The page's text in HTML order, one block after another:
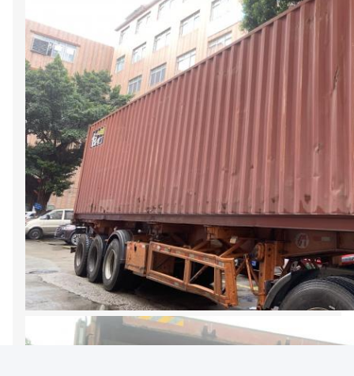
9:51 AM
Good day, what product are you looking for?